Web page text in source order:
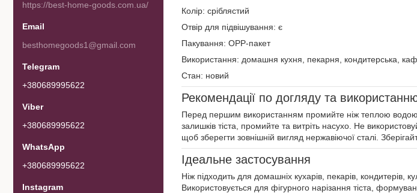
Колір: сріблястий
Отвір для підвішування: є
Пакування: OPP-пакет
Використання: домашня кухня, пекарня, кондитерська,
Стан: новий
Рекомендації по догляду та
Перед першим використанням промийте ніж теплою водою
залишків тіста, промийте та витріть насухо. Не
щоб зберегти зовнішній вигляд нержавіючої сталі.
Ідеальне застосування
Ніж підходить для домашніх кухарів, пекарів, кондитерів,
Використовується для фігурного нарізання тіста,
https://best-home-goods.com.ua/
besthomegoods1@gmail.com
+380689995622
+380689995622
+380689995622
Instagram